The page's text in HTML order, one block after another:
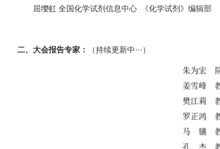
屈缨虹 全国化学试剂信息中心 《化学试剂》编辑部
二、大会报告专家： （持续更新中···）